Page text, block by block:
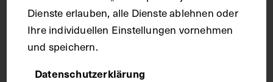
Dienste erlauben, alle Dienste ablehnen oder
Ihre individuellen Einstellungen vornehmen
und speichern.
Datenschutzerklärung